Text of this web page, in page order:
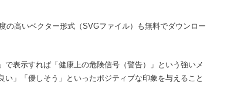
の高いベクター形式（SVGファイル）も無料でダウンロー
表示すれば「健康上の危険信号（警告）」という強いメ
」「優しそう」といったポジティブな印象を与えること